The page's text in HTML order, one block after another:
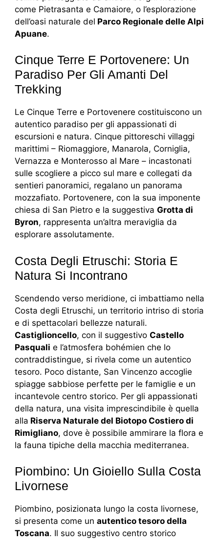
come Pietrasanta e Camaiore, o l’esplorazione
dell’oasi naturale del Parco Regionale delle Alpi
Apuane.
Cinque Terre E Portovenere: Un
Paradiso Per Gli Amanti Del
Trekking
Le Cinque Terre e Portovenere costituiscono un
autentico paradiso per gli appassionati di
escursioni e natura. Cinque pittoreschi villaggi
marittimi – Riomaggiore, Manarola, Corniglia,
Vernazza e Monterosso al Mare – incastonati
sulle scogliere a picco sul mare e collegati da
sentieri panoramici, regalano un panorama
mozzafiato. Portovenere, con la sua imponente
chiesa di San Pietro e la suggestiva Grotta di
Byron, rappresenta un’altra meraviglia da
esplorare assolutamente.
Costa Degli Etruschi: Storia E
Natura Si Incontrano
Scendendo verso meridione, ci imbattiamo nella
Costa degli Etruschi, un territorio intriso di storia
e di spettacolari bellezze naturali.
Castiglioncello, con il suggestivo Castello
Pasquali e l’atmosfera bohémien che lo
contraddistingue, si rivela come un autentico
tesoro. Poco distante, San Vincenzo accoglie
spiagge sabbiose perfette per le famiglie e un
incantevole centro storico. Per gli appassionati
della natura, una visita imprescindibile è quella
alla Riserva Naturale del Biotopo Costiero di
Rimigliano, dove è possibile ammirare la flora e
la fauna tipiche della macchia mediterranea.
Piombino: Un Gioiello Sulla Costa
Livornese
Piombino, posizionata lungo la costa livornese,
si presenta come un autentico tesoro della
Toscana. Il suo suggestivo centro storico